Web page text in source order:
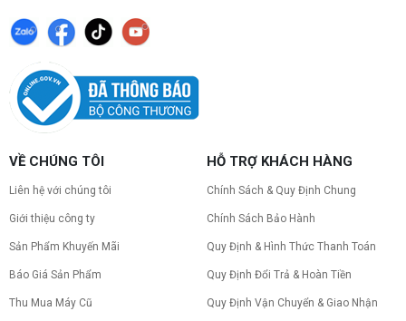
VỀ CHÚNG TÔI
Liên hệ với chúng tôi
Giới thiệu công ty
Sản Phẩm Khuyến Mãi
Báo Giá Sản Phẩm
Thu Mua Máy Cũ
HỖ TRỢ KHÁCH HÀNG
Chính Sách & Quy Định Chung
Chính Sách Bảo Hành
Quy Định & Hình Thức Thanh Toán
Quy Định Đổi Trả & Hoàn Tiền
Quy Định Vận Chuyển & Giao Nhận